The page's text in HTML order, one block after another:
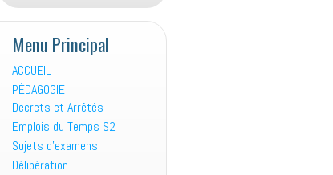
Menu Principal
ACCUEIL
PÉDAGOGIE
Decrets et Arrêtés
Emplois du Temps S2
Sujets d’examens
Délibération